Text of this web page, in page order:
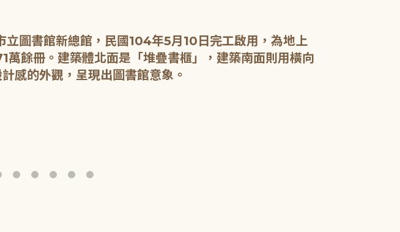
圖書館新總館，民國104年5月10日完工啟用，為地上
餘冊。建築體北面是「堆疊書櫃」，建築南面則用橫向
感的外觀，呈現出圖書館意象。